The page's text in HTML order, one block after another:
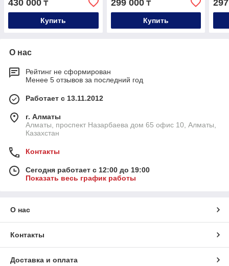
430 000 ₸
Купить
299 000₸
Купить
О нас
Рейтинг не сформирован
Менее 5 отзывов за последний год
Работает с 13.11.2012
г. Алматы
Алматы, проспект Назарбаева дом 65 офис 10, Алматы,
Казахстан
Контакты
Сегодня работает с 12:00 до 19:00
Показать весь график работы
О нас
Контакты
Доставка и оплата